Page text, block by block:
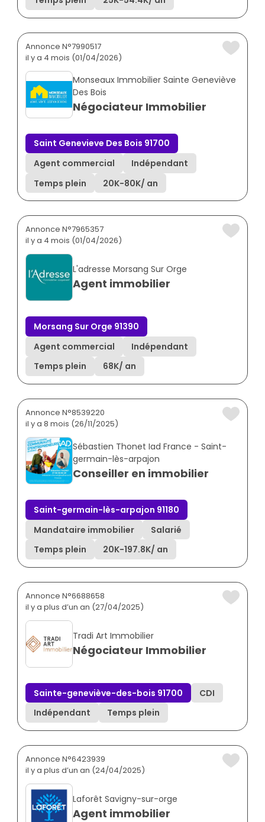
Annonce N°7990517
il y a 4 mois (01/04/2026)
Monseaux Immobilier Sainte Geneviève
Des Bois
Négociateur Immobilier
Saint Genevieve Des Bois 91700
Agent commercial
Indépendant
Temps plein
20K-80K/ an
Annonce N°7965357
il y a 4 mois (01/04/2026)
L'adresse Morsang Sur Orge
Agent immobilier
Morsang Sur Orge 91390
Agent commercial
Indépendant
Temps plein
68K/ an
Annonce N°8539220
il y a 8 mois (26/11/2025)
Sébastien Thonet Iad France - Saint-
germain-lès-arpajon
Conseiller en immobilier
Saint-germain-lès-arpajon 91180
Mandataire immobilier
Salarié
Temps plein
20K-197.8K/ an
Annonce N°6688658
il y a plus d’un an (27/04/2025)
Tradi Art Immobilier
Négociateur Immobilier
Sainte-geneviève-des-bois 91700
CDI
Indépendant
Temps plein
Annonce N°6423939
il y a plus d’un an (24/04/2025)
Laforêt Savigny-sur-orge
Agent immobilier